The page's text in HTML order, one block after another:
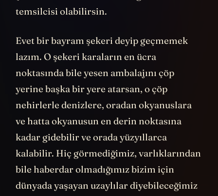
temsilcisi olabilirsin.
Evet bir bayram şekeri deyip geçmemek
lazım. O şekeri karaların en ücra
noktasında bile yesen ambalajını çöp
yerine başka bir yere atarsan, o çöp
nehirlerle denizlere, oradan okyanuslara
ve hatta okyanusun en derin noktasına
kadar gidebilir ve orada yüzyıllarca
kalabilir. Hiç görmediğimiz, varlıklarından
bile haberdar olmadığımız bizim için
dünyada yaşayan uzaylılar diyebileceğimiz